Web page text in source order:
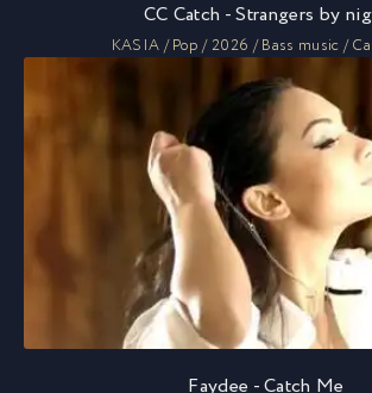
CC Catch - Strangers by
KASIA / Pop / 2026 / Bass music /
Faydee - Catch Me